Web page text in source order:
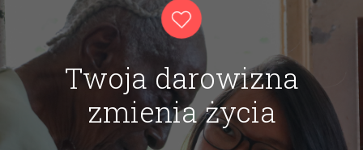
Twoja darowizna
zmienia życia